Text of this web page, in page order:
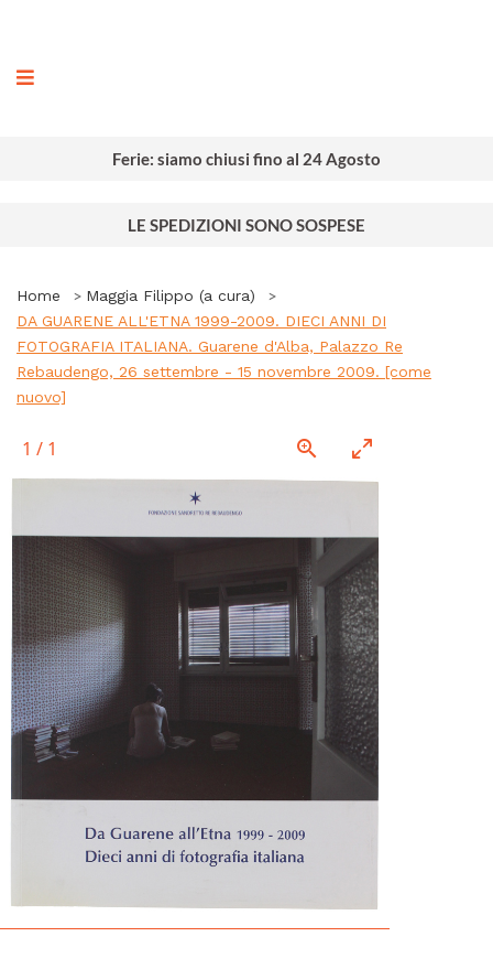
Ferie: siamo chiusi fino al 24 Agosto
LE SPEDIZIONI SONO SOSPESE
Home
Maggia Filippo (a cura)
DA GUARENE ALL'ETNA 1999-2009. DIECI ANNI DI
FOTOGRAFIA ITALIANA. Guarene d'Alba, Palazzo Re
Rebaudengo, 26 settembre - 15 novembre 2009. [come
nuovo]
1 / 1